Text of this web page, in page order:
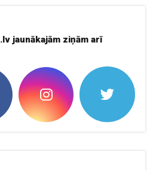
jaunākajām ziņām arī